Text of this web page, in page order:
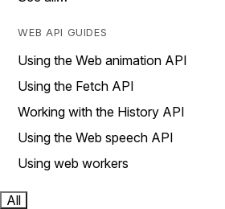
WEB API GUIDES
Using the Web animation API
Using the Fetch API
Working with the History API
Using the Web speech API
Using web workers
All